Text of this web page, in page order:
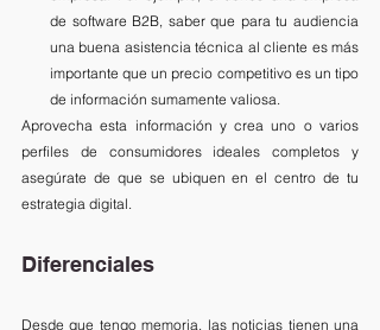
de software B2B, saber que para tu audiencia
una buena asistencia técnica al cliente es más
importante que un precio competitivo es un tipo
de información sumamente valiosa.
Aprovecha esta información y crea uno o varios
perfiles de consumidores ideales completos y
asegúrate de que se ubiquen en el centro de tu
estrategia digital.
Diferenciales
Desde que tengo memoria, las noticias tienen una